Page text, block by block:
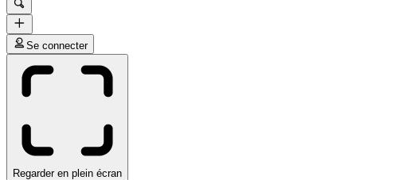
Se connecter
Regarder en plein écran